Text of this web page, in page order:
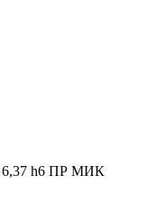
6,37 h6 ПР МИК